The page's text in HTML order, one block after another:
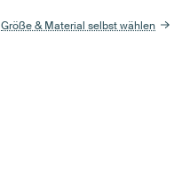
Größe & Material selbst wählen